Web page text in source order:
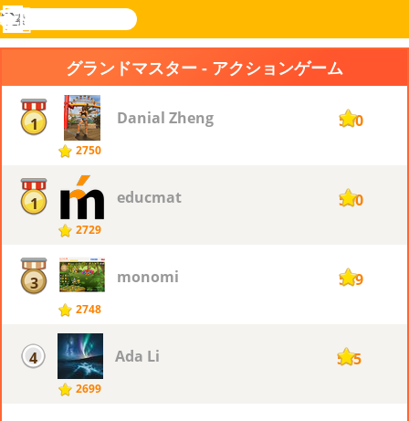
Novel
検
索
ログ
メ
ニ
ー
グランドマスター - アクションゲーム
1
2750
Danial Zheng 590
1
2729
educmat 590
3
2748
monomi 589
4
2699
Ada Li 585